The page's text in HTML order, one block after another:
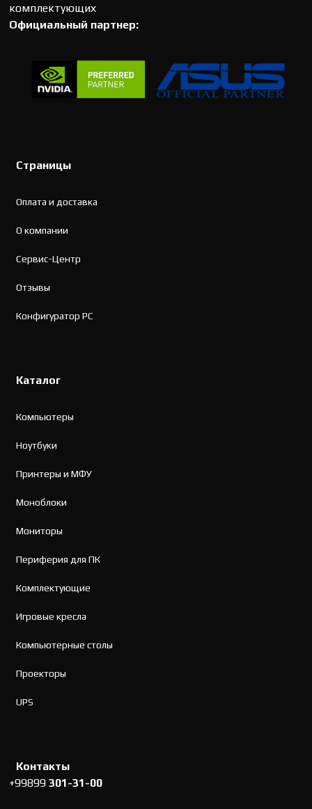
комплектующих
Официальный партнер:
Страницы
Оплата и доставка
О компании
Сервис-Центр
Отзывы
Конфигуратор PC
Каталог
Компьютеры
Ноутбуки
Принтеры и МФУ
Моноблоки
Мониторы
Периферия для ПК
Комплектующие
Игровые кресла
Компьютерные столы
Проекторы
UPS
Контакты
+99899301-31-00